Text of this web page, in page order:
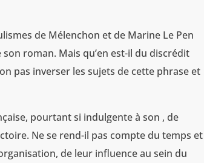
de Mélenchon et de Marine Le Pen
roman. Mais qu’en est-il du discrédit
pas inverser les sujets de cette phrase et
pourtant si indulgente à son , de
Ne se rend-il pas compte du temps et
de leur influence au sein du